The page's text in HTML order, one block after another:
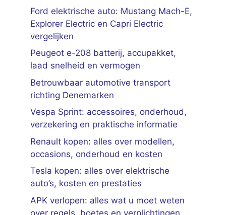
Ford elektrische auto: Mustang Mach-E,
Explorer Electric en Capri Electric
vergelijken
Peugeot e-208 batterij, accupakket,
laad snelheid en vermogen
Betrouwbaar automotive transport
richting Denemarken
Vespa Sprint: accessoires, onderhoud,
verzekering en praktische informatie
Renault kopen: alles over modellen,
occasions, onderhoud en kosten
Tesla kopen: alles over elektrische
auto’s, kosten en prestaties
APK verlopen: alles wat u moet weten
over regels, boetes en verplichtingen